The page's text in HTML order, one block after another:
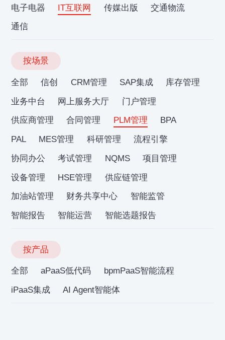
电子电器
IT互联网 传媒出版
交通物流
通信
按场景
全部 信创 CRM管理 SAP集成
库存管理
业务中台
网上服务大厅
门户管理
供应商管理
合同管理 PLM管理
BPA
PAL
MES管理 科研管理
流程引擎
协同办公
考试管理 NQMS
项目管理
设备管理
HSE管理
供应链管理
加油站管理
财务共享中心
智能监管
智能报告
智能运营 智能选题报告
按产品
全部 aPaaS低代码
bpmPaaS智能流程
iPaaS集成
AI Agent智能体